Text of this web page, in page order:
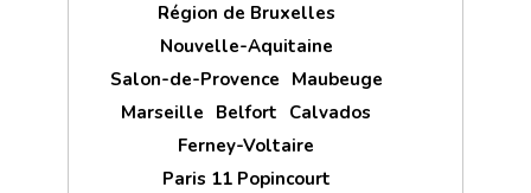
Région de Bruxelles
Nouvelle-Aquitaine
Salon-de-Provence Maubeuge
Marseille Belfort Calvados
Ferney-Voltaire
Paris 11 Popincourt